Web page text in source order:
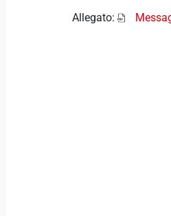
Allegato: